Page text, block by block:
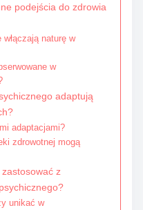
podejścia do zdrowia
naturę w
w
adaptują
adaptacjami?
zdrowotnej mogą
z
unikać w